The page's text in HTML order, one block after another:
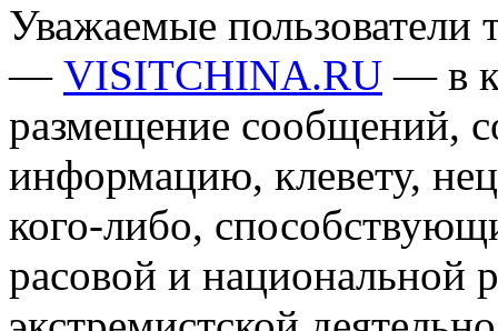
Уважаемые пользователи
— VISITCHINA.RU — в
размещение сообщений,
информацию, клевету,
кого-либо,
расовой и национальной